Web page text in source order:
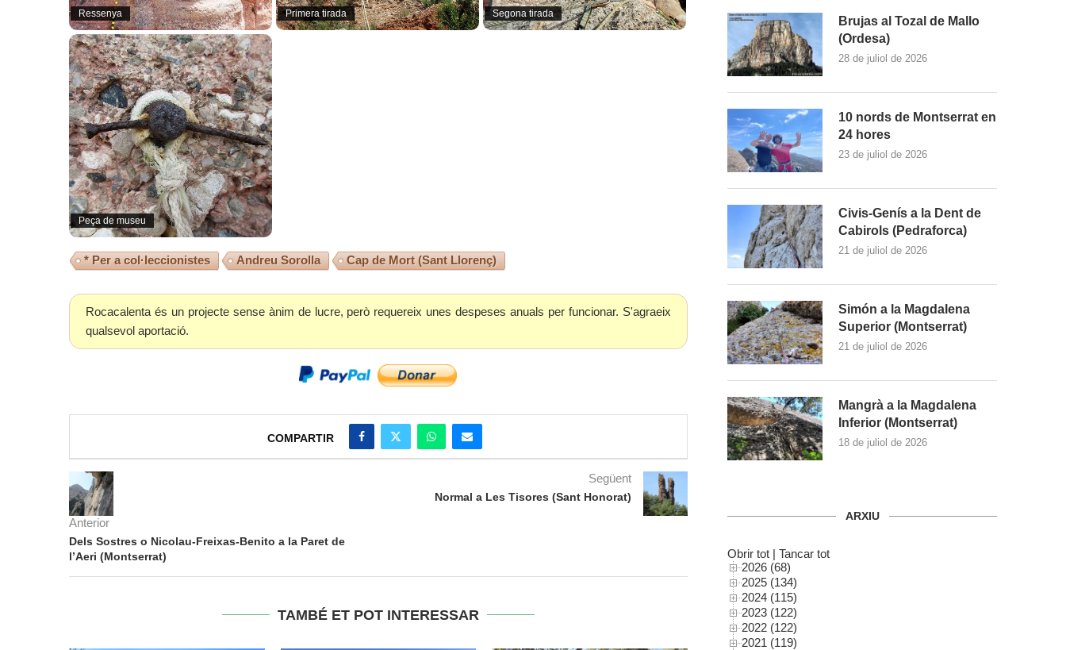
Ressenya Primera tirada Segona tirada
Peça de museu
* Per a col·leccionistes Andreu Sorolla Cap de Mort (Sant Llorenç)
Rocacalenta és un projecte sense ànim de lucre, però requereix unes despeses anuals per funcionar. S'agraeix
qualsevol aportació.
COMPARTIR
Anterior
Dels Sostres o Nicolau-Freixas-Benito a la Paret de
l’Aeri (Montserrat)
Següent
Normal a Les Tisores (Sant Honorat)
TAMBÉ ET POT INTERESSAR
Brujas al Tozal de Mallo
(Ordesa)
28 de juliol de 2026
10 nords de Montserrat en
24 hores
23 de juliol de 2026
Civis-Genís a la Dent de
Cabirols (Pedraforca)
21 de juliol de 2026
Simón a la Magdalena
Superior (Montserrat)
21 de juliol de 2026
Mangrà a la Magdalena
Inferior (Montserrat)
18 de juliol de 2026
ARXIU
Obrir tot | Tancar tot
2026 (68)
2025 (134)
2024 (115)
2023 (122)
2022 (122)
2021 (119)